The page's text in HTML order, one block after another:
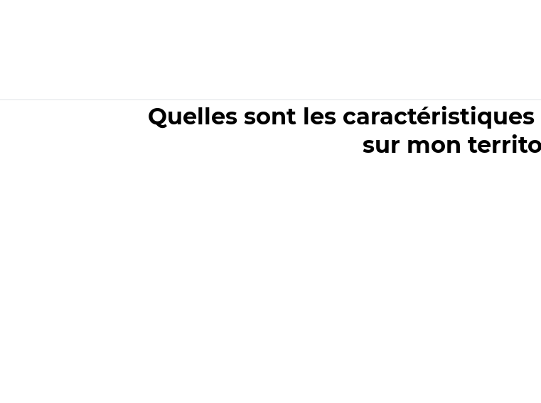
Quelles sont les
sur mon